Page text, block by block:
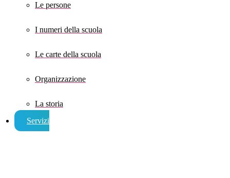
Le persone
I numeri della scuola
Le carte della scuola
Organizzazione
La storia
Servizi